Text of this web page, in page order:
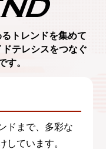
るトレンドを集めて
テレシスをつなぐ
す。
ドまで、多彩な
しています。